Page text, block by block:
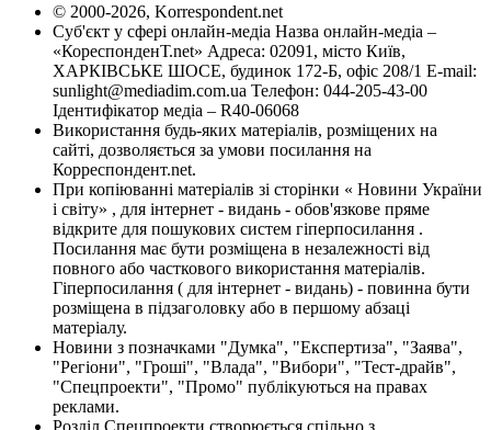
© 2000-2026, Korrespondent.net
Суб'єкт у сфері онлайн-медіа Назва онлайн-медіа –
«КореспонденТ.net» Адреса: 02091, місто Київ,
ХАРКІВСЬКЕ ШОСЕ, будинок 172-Б, офіс 208/1 E-mail:
sunlight@mediadim.com.ua Телефон: 044-205-43-00
Ідентифікатор медіа – R40-06068
Використання будь-яких матеріалів, розміщених на
сайті, дозволяється за умови посилання на
Корреспондент.net.
При копіюванні матеріалів зі сторінки « Новини України
і світу» , для інтернет - видань - обов'язкове пряме
відкрите для пошукових систем гіперпосилання .
Посилання має бути розміщена в незалежності від
повного або часткового використання матеріалів.
Гіперпосилання ( для інтернет - видань) - повинна бути
розміщена в підзаголовку або в першому абзаці
матеріалу.
Новини з позначками "Думка", "Експертиза", "Заява",
"Регіони", "Гроші", "Влада", "Вибори", "Тест-драйв",
"Спецпроекти", "Промо" публікуються на правах
реклами.
Розділ Спецпроекти створюється спільно з